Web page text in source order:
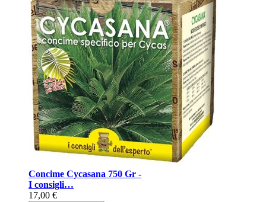
Concime Cycasana 750 Gr -
I consigli…
17,00 €